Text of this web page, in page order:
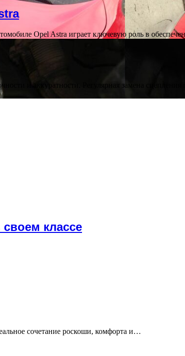
Opel Astra играет ключевую роль в
и аккуратности. Регулярная замена
классе
сочетание роскоши, комфорта и…